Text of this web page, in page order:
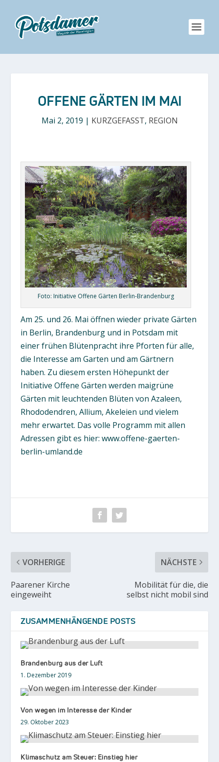
OFFENE GÄRTEN IM MAI
Mai 2, 2019 | KURZGEFASST, REGION
Foto: Initiative Offene Gärten Berlin-Brandenburg
Am 25. und 26. Mai öffnen wieder private Gärten
in Berlin, Brandenburg und in Potsdam mit
einer frühen Blütenpracht ihre Pforten für alle,
die Interesse am Garten und am Gärtnern
haben. Zu diesem ersten Höhepunkt der
Initiative Offene Gärten werden maigrüne
Gärten mit leuchtenden Blüten von Azaleen,
Rhododendren, Allium, Akeleien und vielem
mehr erwartet. Das volle Programm mit allen
Adressen gibt es hier:www.offene-gaerten-
berlin-umland.de
VORHERIGE
Paarener Kirche
eingeweiht
NÄCHSTE
Mobilität für die, die
selbst nicht mobil sind
ZUSAMMENHÄNGENDE POSTS
Brandenburg aus der Luft
1. Dezember 2019
Von wegen im Interesse der Kinder
29. Oktober 2023
Klimaschutz am Steuer: Einstieg hier